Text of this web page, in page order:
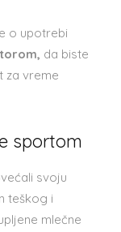
o upotrebi
da biste
za vreme
sportom
svoju
teškog i
mlečne